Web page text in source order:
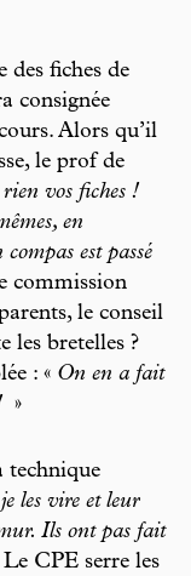
des fiches de
consignée
Alors qu’il
le prof de
vos fiches !
en
est passé
commission
le conseil
les bretelles ?
: « On en a fait
»
technique
les vire et leur
Ils ont pas fait
Le CPE serre les